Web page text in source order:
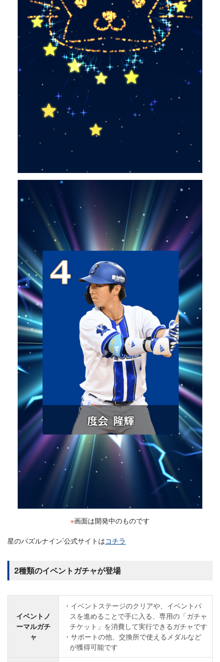
※画面は開発中のものです
星のパズルナイン’公式サイトはコチラ
2種類のイベントガチャが登場
イベントノ
ーマルガチ
ャ
イベントステージのクリアや、イベントパ
スを進めることで手に入る、専用の「ガチャ
チケット」を消費して実行できるガチャです
サポートの他、交換所で使えるメダルなど
が獲得可能です